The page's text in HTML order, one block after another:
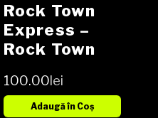
Rock Town
Express ‎–
Rock Town
Vinyl, LP,
Album,
100.00lei
Adaugă în Coș